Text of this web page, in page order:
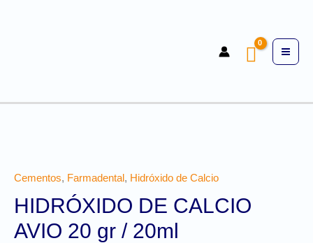
Cementos, Farmadental, Hidróxido de Calcio
HIDRÓXIDO DE CALCIO
AVIO 20 gr / 20ml